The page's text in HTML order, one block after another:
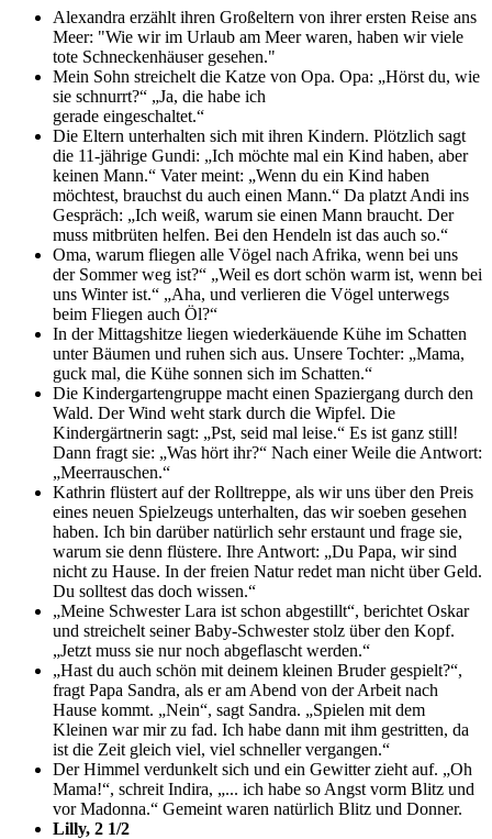
Alexandra erzählt ihren Großeltern von ihrer ersten Reise ans
Meer: "Wie wir im Urlaub am Meer waren, haben wir viele
tote Schneckenhäuser gesehen."
Mein Sohn streichelt die Katze von Opa. Opa: „Hörst du, wie
sie schnurrt?“ „Ja, die habe ich
gerade eingeschaltet.“
Die Eltern unterhalten sich mit ihren Kindern. Plötzlich sagt
die 11-jährige Gundi: „Ich möchte mal ein Kind haben, aber
keinen Mann.“ Vater meint: „Wenn du ein Kind haben
möchtest, brauchst du auch einen Mann.“ Da platzt Andi ins
Gespräch: „Ich weiß, warum sie einen Mann braucht. Der
muss mitbrüten helfen. Bei den Hendeln ist das auch so.“
Oma, warum fliegen alle Vögel nach Afrika, wenn bei uns
der Sommer weg ist?“ „Weil es dort schön warm ist, wenn bei
uns Winter ist.“ „Aha, und verlieren die Vögel unterwegs
beim Fliegen auch Öl?“
In der Mittagshitze liegen wiederkäuende Kühe im Schatten
unter Bäumen und ruhen sich aus. Unsere Tochter: „Mama,
guck mal, die Kühe sonnen sich im Schatten.“
Die Kindergartengruppe macht einen Spaziergang durch den
Wald. Der Wind weht stark durch die Wipfel. Die
Kindergärtnerin sagt: „Pst, seid mal leise.“ Es ist ganz still!
Dann fragt sie: „Was hört ihr?“ Nach einer Weile die Antwort:
„Meerrauschen.“
Kathrin flüstert auf der Rolltreppe, als wir uns über den Preis
eines neuen Spielzeugs unterhalten, das wir soeben gesehen
haben. Ich bin darüber natürlich sehr erstaunt und frage sie,
warum sie denn flüstere. Ihre Antwort: „Du Papa, wir sind
nicht zu Hause. In der freien Natur redet man nicht über Geld.
Du solltest das doch wissen.“
„Meine Schwester Lara ist schon abgestillt“, berichtet Oskar
und streichelt seiner Baby-Schwester stolz über den Kopf.
„Jetzt muss sie nur noch abgeflascht werden.“
„Hast du auch schön mit deinem kleinen Bruder gespielt?“,
fragt Papa Sandra, als er am Abend von der Arbeit nach
Hause kommt. „Nein“, sagt Sandra. „Spielen mit dem
Kleinen war mir zu fad. Ich habe dann mit ihm gestritten, da
ist die Zeit gleich viel, viel schneller vergangen.“
Der Himmel verdunkelt sich und ein Gewitter zieht auf. „Oh
Mama!“, schreit Indira, „... ich habe so Angst vorm Blitz und
vor Madonna.“ Gemeint waren natürlich Blitz und Donner.
Lilly, 2 1/2